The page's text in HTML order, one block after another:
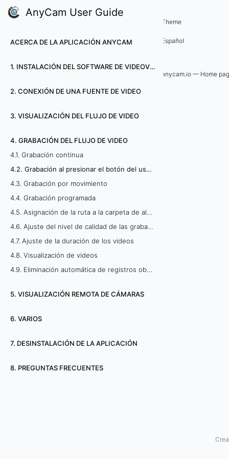
AnyCam User Guide
ACERCA DE LA APLICACIÓN ANYCAM
1. INSTALACIÓN DEL SOFTWARE DE VIDEOVIGILANZA ANYCAM
2. CONEXIÓN DE UNA FUENTE DE VIDEO
3. VISUALIZACIÓN DEL FLUJO DE VIDEO
4. GRABACIÓN DEL FLUJO DE VIDEO
4.1. Grabación continua
4.2. Grabación al presionar el botón del usuario
4.3. Grabación por movimiento
4.4. Grabación programada
4.5. Asignación de la ruta a la carpeta de almacenamiento de video
4.6. Ajuste del nivel de calidad de las grabaciones de video
4.7. Ajuste de la duración de los videos
4.8. Visualización de videos
4.9. Eliminación automática de registros obsoletos
5. VISUALIZACIÓN REMOTA DE CÁMARAS
6. VARIOS
7. DESINSTALACIÓN DE LA APLICACIÓN
8. PREGUNTAS FRECUENTES
4. Grabación del flujo de video
4
.
G
a
a
c
i
ó
n
p
Theme
Español
anycam.io — Home